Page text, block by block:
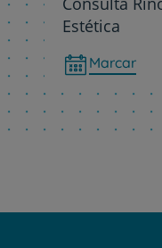
Estética
Marcar